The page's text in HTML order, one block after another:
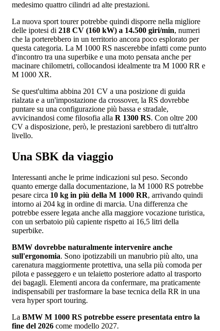
medesimo quattro cilindri ad alte prestazioni.
La nuova sport tourer potrebbe quindi disporre nella migliore
delle ipotesi di 218 CV (160 kW) a 14.500 giri/min, numeri
che la porterebbero in un territorio ancora poco esplorato per
questa categoria. La M 1000 RS nascerebbe infatti come punto
d'incontro tra una superbike e una moto pensata anche per
macinare chilometri, collocandosi idealmente tra M 1000 RR e
M 1000 XR.
Se quest'ultima abbina 201 CV a una posizione di guida
rialzata e a un'impostazione da crossover, la RS dovrebbe
puntare su una configurazione più bassa e stradale,
avvicinandosi come filosofia alla R 1300 RS. Con oltre 200
CV a disposizione, però, le prestazioni sarebbero di tutt'altro
livello.
Una SBK da viaggio
Interessanti anche le prime indicazioni sul peso. Secondo
quanto emerge dalla documentazione, la M 1000 RS potrebbe
pesare circa 10 kg in più della M 1000 RR, arrivando quindi
intorno ai 204 kg in ordine di marcia. Una differenza che
potrebbe essere legata anche alla maggiore vocazione turistica,
con un serbatoio più capiente rispetto ai 16,5 litri della
superbike.
BMW dovrebbe naturalmente intervenire anche
sull'ergonomia. Sono ipotizzabili un manubrio più alto, una
carenatura maggiormente protettiva, una sella più comoda per
pilota e passeggero e un telaietto posteriore adatto al trasporto
dei bagagli. Elementi ancora da confermare, ma praticamente
indispensabili per trasformare la base tecnica della RR in una
vera hyper sport touring.
La BMW M 1000 RS potrebbe essere presentata entro la
fine del 2026 come modello 2027.